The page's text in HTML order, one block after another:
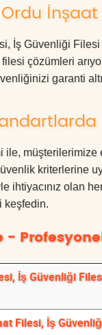
Ordu
İş Güvenliği
çözümleri
garanti
ile,
kriterlerine
ihtiyacınız olan
keşfedin.
-
İş Güvenliği
Filesi, İş